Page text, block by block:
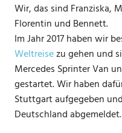
Wir, das sind Franziska,
Florentin und Bennett.
Im Jahr 2017 haben wir
Weltreisezu gehen und
Mercedes Sprinter Van
gestartet. Wir haben
Stuttgart aufgegeben
Deutschland abgemeldet.